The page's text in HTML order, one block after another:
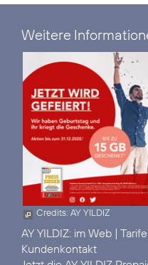
Weitere
Credits: AY YILDIZ
AY YILDIZ: im Web | Tarife
Kundenkontakt